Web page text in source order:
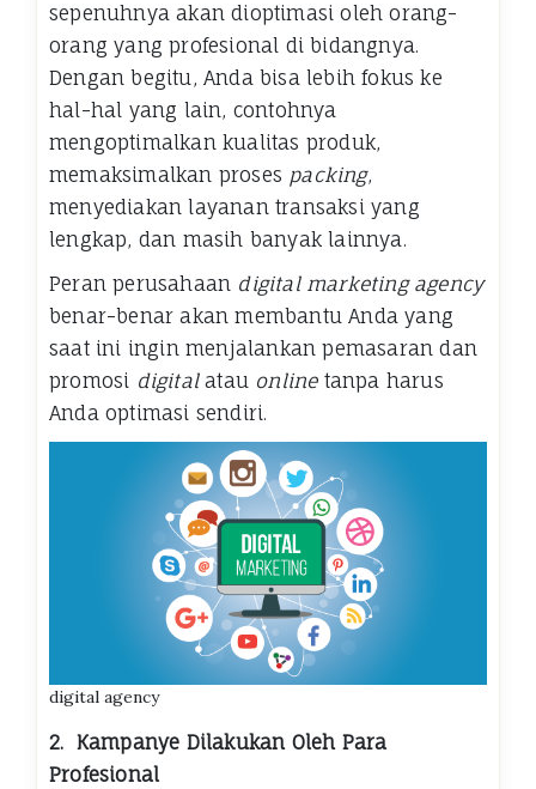
sepenuhnya akan dioptimasi oleh orang-
orang yang profesional di bidangnya.
Dengan begitu, Anda bisa lebih fokus ke
hal-hal yang lain, contohnya
mengoptimalkan kualitas produk,
memaksimalkan proses packing,
menyediakan layanan transaksi yang
lengkap, dan masih banyak lainnya.
Peran perusahaan digital marketing agency
benar-benar akan membantu Anda yang
saat ini ingin menjalankan pemasaran dan
promosi digitalatau online tanpa harus
Anda optimasi sendiri.
digital agency
2. Kampanye Dilakukan Oleh Para
Profesional